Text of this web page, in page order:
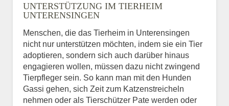
UNTERSTÜTZUNG IM TIERHEIM
UNTERENSINGEN
Menschen, die das Tierheim in Unterensingen
nicht nur unterstützen möchten, indem sie ein Tier
adoptieren, sondern sich auch darüber hinaus
engagieren wollen, müssen dazu nicht zwingend
Tierpfleger sein. So kann man mit den Hunden
Gassi gehen, sich Zeit zum Katzenstreicheln
nehmen oder als Tierschützer Pate werden oder